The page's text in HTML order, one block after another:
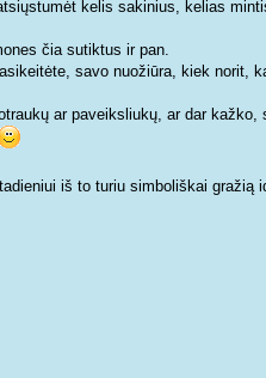
kelis sakinius, kelias
čia sutiktus ir pan.
savo nuožiūra, kiek norit,
ar paveiksliukų, ar dar kažko,
iš to turiu simboliškai gražią